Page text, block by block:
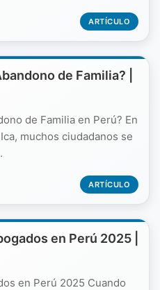
ARTÍCULO
de Familia? |
de Familia en Perú? En
muchos ciudadanos se
ARTÍCULO
en Perú 2025 |
en Perú 2025 Cuando